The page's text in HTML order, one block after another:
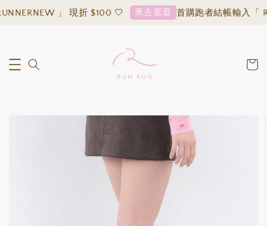
」 現折 $100 🤍 來去逛逛 首購跑者結帳輸入「